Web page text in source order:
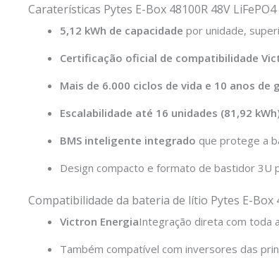
Caraterísticas Pytes E-Box 48100R 48V LiFePO4
5,12 kWh de capacidade por unidade,
Certificação oficial de compatibilidade
Mais de 6.000 ciclos de vida e 10 anos de
Escalabilidade até 16 unidades (81,92
BMS inteligente integrado que protege a
Design compacto e formato de bastidor 3U
Compatibilidade da bateria de lítio Pytes E-Box
Victron EnergiaIntegração direta com toda
Também compatível com inversores das